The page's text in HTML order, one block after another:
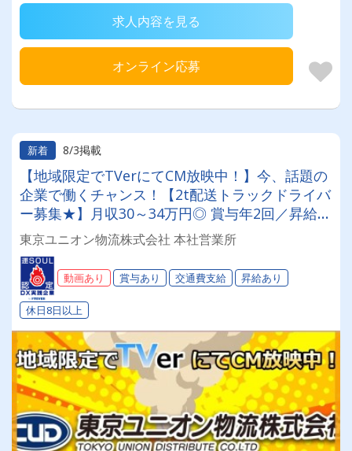
求人内容を見る
オンライン応募
新着 8/3掲載
【地域限定でTVerにてCM放映中！】今、話題の
企業で働くチャンス！【2t配送トラックドライバ
ー募集★】月収30～34万円◎ 賞与年2回／昇給有
／福利厚生充実／仕事量安定／未経験歓迎◎【年
間休日113日以上】連休もあり◎プライベート充
実可◎「安心・安全」で働く。東京ユニオン物流
でドライバーライフを送りませんか？
東京ユニオン物流株式会社 本社営業所
動画あり 賞与あり 交通費支給 昇給あり
休日8日以上